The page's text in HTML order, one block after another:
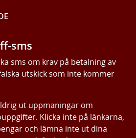
sms
sms om krav på betalning av
utskick som inte kommer
ut uppmaningar om
Klicka inte på länkarna,
och lämna inte ut dina